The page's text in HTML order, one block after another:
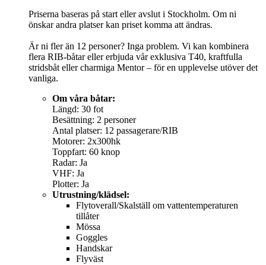
Priserna baseras på start eller avslut i Stockholm. Om ni
önskar andra platser kan priset komma att ändras.
Är ni fler än 12 personer? Inga problem. Vi kan kombinera
flera RIB-båtar eller erbjuda vår exklusiva T40, kraftfulla
stridsbåt eller charmiga Mentor – för en upplevelse utöver det
vanliga.
Om våra båtar:
Längd: 30 fot
Besättning: 2 personer
Antal platser: 12 passagerare/RIB
Motorer: 2x300hk
Toppfart: 60 knop
Radar: Ja
VHF: Ja
Plotter: Ja
Utrustning/klädsel:
Flytoverall/Skalställ om vattentemperaturen
tillåter
Mössa
Goggles
Handskar
Flyväst